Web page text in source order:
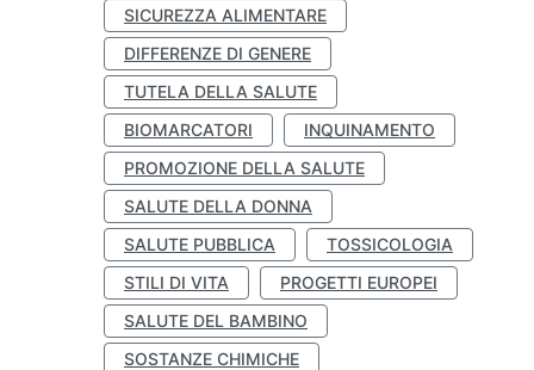
SICUREZZA ALIMENTARE
DIFFERENZE DI GENERE
TUTELA DELLA SALUTE
BIOMARCATORI
INQUINAMENTO
PROMOZIONE DELLA SALUTE
SALUTE DELLA DONNA
SALUTE PUBBLICA
TOSSICOLOGIA
STILI DI VITA
PROGETTI EUROPEI
SALUTE DEL BAMBINO
SOSTANZE CHIMICHE